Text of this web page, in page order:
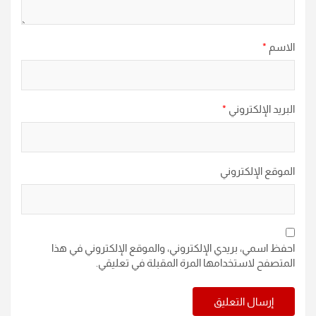
الاسم *
البريد الإلكتروني *
الموقع الإلكتروني
احفظ اسمي، بريدي الإلكتروني، والموقع الإلكتروني في هذا
المتصفح لاستخدامها المرة المقبلة في تعليقي.